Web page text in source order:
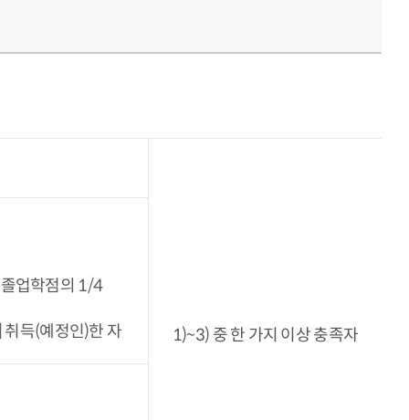
1)~3) 중 한 가지 이상 충족자
업학점의 1/4
득(예정인)한 자